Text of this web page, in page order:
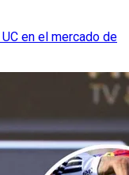
en el mercado de